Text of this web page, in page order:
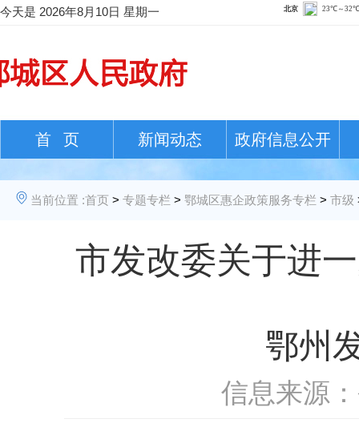
今天是 2026年8月10日 星期一
首 页 新闻动态 政府信息公开
当前位置 :首页 > 专题专栏 > 鄂城区惠企政策服务专栏 > 市级
市发改委关于进
鄂州
信息来源